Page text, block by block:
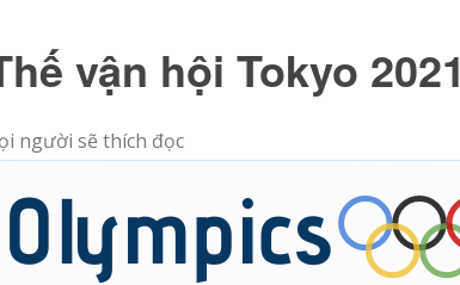
vận hội Tokyo 2021
người sẽ thích đọc